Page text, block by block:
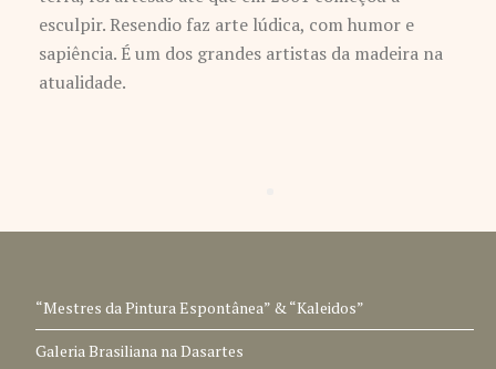
esculpir. Resendio faz arte lúdica, com humor e
sapiência. É um dos grandes artistas da madeira na
atualidade.
“Mestres da Pintura Espontânea” & “Kaleidos”
Galeria Brasiliana na Dasartes